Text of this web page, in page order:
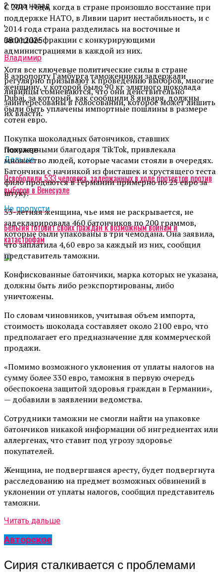
С 2011 года, когда в стране произошло восстание при
поддержке НАТО, в Ливии царит нестабильность, и с
2014 года страна разделилась на восточные и
западные фракции с конкурирующими
администрациями в каждой из них.
Хотя все ключевые политические силы в стране
регулярно призывают к проведению выборов, многие
ливийцы сомневаются, что они действительно
заинтересованы в голосовании, которое может лишить
их власти.
Похожее
Дальше
Освободили 533 человека, задержанных в ходе протестов против
выборов в Венесуэле
Не пропусти
Бельгия готовит своих граждан к возможным войнам и
катастрофам
2 года назад
,
08.01.2025
Владимир
В аэропорту Гамбурга таможенники задержали
женщину, у которой было 90 кг элитного шоколада
Dubai, за который, как сообщили 8 января, должны
были быть уплачены импортные пошлины в размере
сотен евро.
Покупка шоколадных батончиков, ставших
популярными благодаря TikTok, привлекала
множество людей, которые часами стояли в очередях.
Батончики с начинкой из фисташек и хрустящего теста
фило продаются в Германии примерно по 25 евро за
штуку.
33-летняя женщина, чье имя не раскрывается, не
задекларировала 460 батончиков по 200 граммов,
которые были упакованы в три чемодана. Она заявила,
что заплатила 4,60 евро за каждый из них, сообщил
представитель таможни.
Конфискованные батончики, марка которых не указана,
должны быть либо реэкспортированы, либо
уничтожены.
По словам чиновников, учитывая объем импорта,
стоимость шоколада составляет около 2100 евро, что
предполагает его предназначение для коммерческой
продажи.
«Помимо возможного уклонения от уплаты налогов на
сумму более 330 евро, таможня в первую очередь
обеспокоена защитой здоровья граждан в Германии»,
— добавили в заявлении ведомства.
Сотрудники таможни не смогли найти на упаковке
батончиков никакой информации об ингредиентах или
аллергенах, что ставит под угрозу здоровье
покупателей.
Женщина, не подвергшаяся аресту, будет подвергнута
расследованию на предмет возможных обвинений в
уклонении от уплаты налогов, сообщил представитель
таможни.
Читать дальше
Авторское
Сирия сталкивается с проблемами